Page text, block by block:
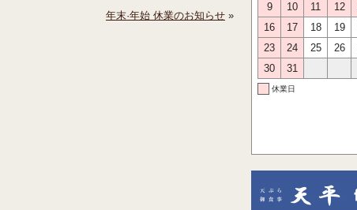
年末·年始 休業のお知らせ »
9
10 11 12
16
17 18 19
23
24 25 26
30
31
休業日